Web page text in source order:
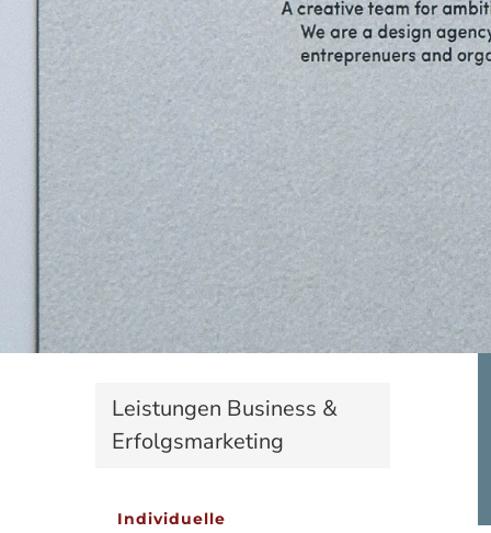
Leistungen Business &
Erfolgsmarketing
Individuelle